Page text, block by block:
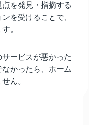
点を発見・指摘する
を受けることで、
。
ービスが悪かった
かったら、ホーム
ん。